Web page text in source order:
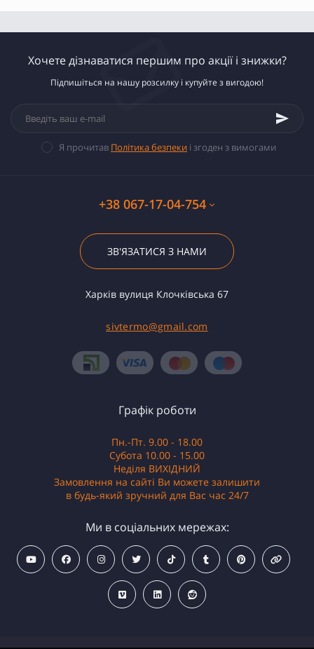
Хочете дізнаватися першим про акції і знижки?
Підпишіться на нашу розсилку і купуйте з вигодою!
Я прочитав Політика безпеки і згоден з вимогами
+38 067-17-04-754
ЗВ'ЯЗАТИСЯ З НАМИ
Харків вулиця Клочківська 67
sivtermo@gmail.com
Графік роботи
Пн.-Пт. 9.00 - 18.00
Субота 10.00 - 15.00
Неділя ВИХІДНИЙ
Замовлення на сайті Ви можете залишити
в будь-який зручний для Вас час 24/7
Ми в соціальних мережах: